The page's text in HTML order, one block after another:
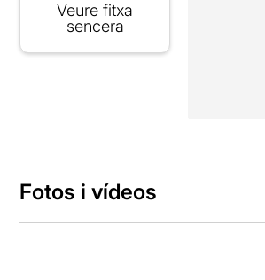
Veure fitxa
sencera
Fotos i vídeos